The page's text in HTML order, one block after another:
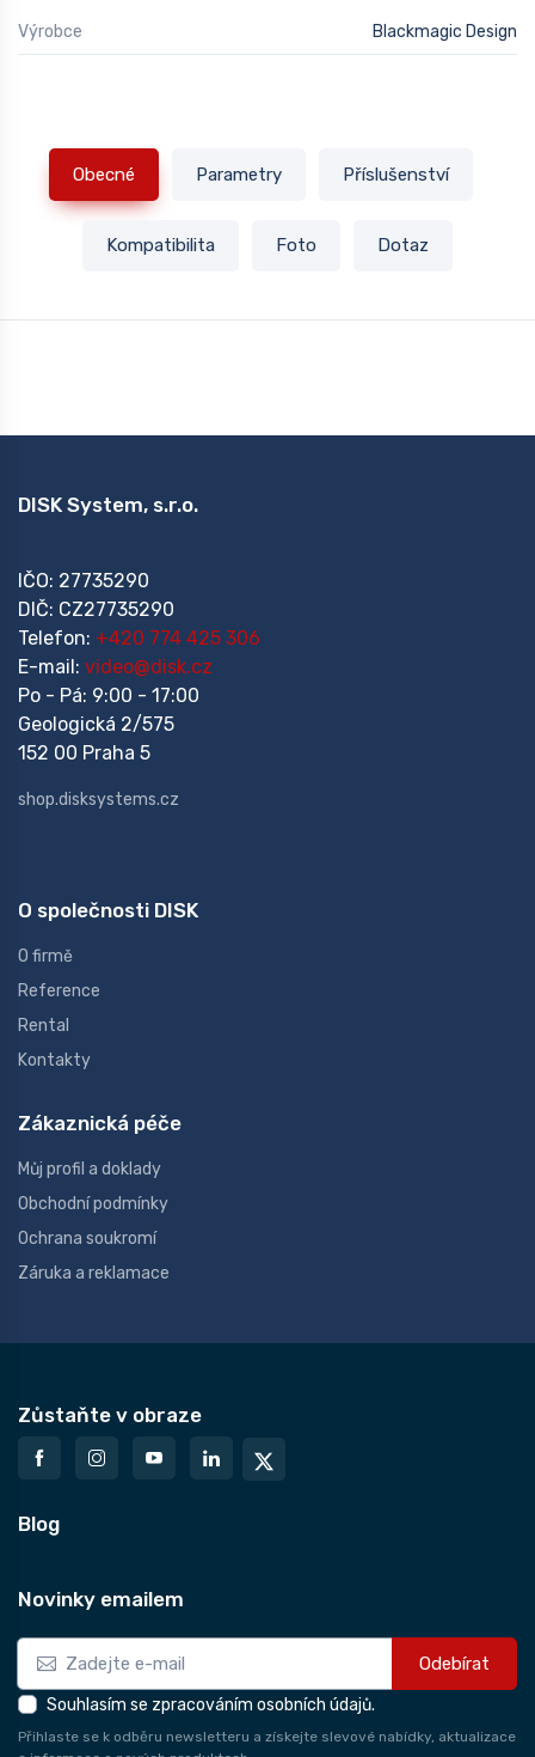
Výrobce Blackmagic Design
Obecné Parametry Příslušenství
Kompatibilita Foto Dotaz
DISK System, s.r.o.
IČO: 27735290
DIČ: CZ27735290
Telefon: +420 774 425 306
E-mail: video@disk.cz
Po - Pá: 9:00 - 17:00
Geologická 2/575
152 00 Praha 5
shop.disksystems.cz
O společnosti DISK
O firmě
Reference
Rental
Kontakty
Zákaznická péče
Můj profil a doklady
Obchodní podmínky
Ochrana soukromí
Záruka a reklamace
Zůstaňte v obraze
Blog
Novinky emailem
Odebírat
Souhlasím se zpracováním osobních údajů.
Přihlaste se k odběru newsletteru a získejte slevové nabídky, aktualizace